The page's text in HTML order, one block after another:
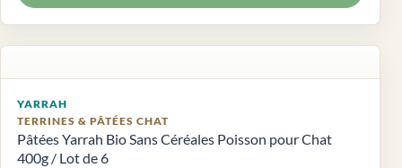
YARRAH
TERRINES & PÂTÉES CHAT
Pâtées Yarrah Bio Sans Céréales Poisson pour Chat
400g / Lot de 6